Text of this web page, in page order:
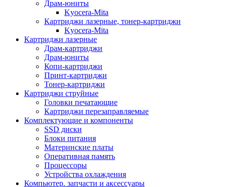
Драм-юниты
Kyocera-Mita
Картриджи лазерные, тонер-картриджи
Kyocera-Mita
Картриджи лазерные
Драм-картриджи
Драм-юниты
Копи-картриджи
Принт-картриджи
Тонер-картриджи
Картриджи струйные
Головки печатающие
Картриджи перезаправляемые
Комплектующие и компоненты
SSD диски
Блоки питания
Материнские платы
Оперативная память
Процессоры
Устройства охлаждения
Компьютер. запчасти и аксессуары